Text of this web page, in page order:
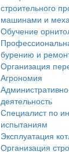
строительного
машинами и
Обучение
бурению и
Организация
Агрономия
деятельность
Специалист по
испытаниям
Эксплуатация
Организация